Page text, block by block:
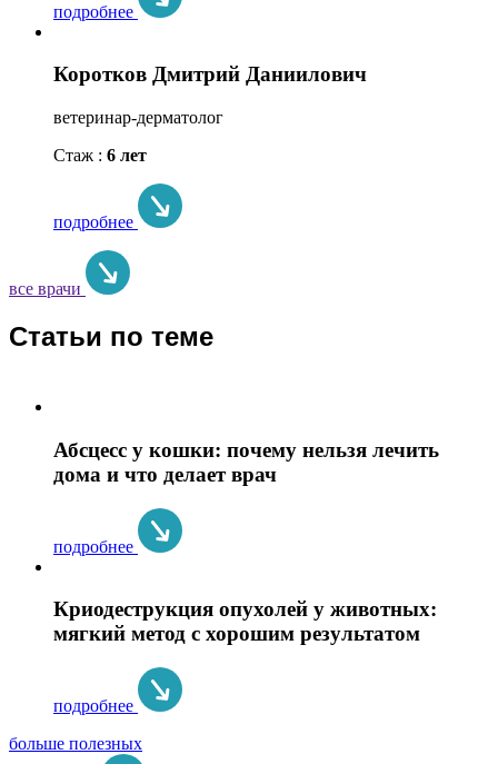
подробнее
Коротков Дмитрий Даниилович
ветеринар-дерматолог
Стаж : 6 лет
подробнее
все врачи
Статьи по теме
Абсцесс у кошки: почему нельзя лечить
дома и что делает врач
подробнее
Криодеструкция опухолей у животных:
мягкий метод с хорошим результатом
подробнее
больше полезных